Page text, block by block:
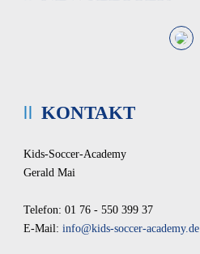
KONTAKT
Kids-Soccer-Academy
Gerald Mai
Telefon: 01 76 - 550 399 37
E-Mail: info@kids-soccer-academy.de